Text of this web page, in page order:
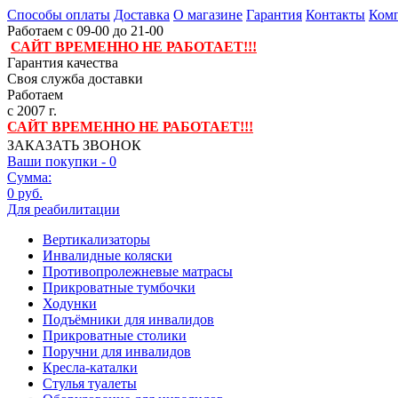
Способы оплаты Доставка О магазине Гарантия Контакты
Работаем с 09-00 до 21-00
САЙТ ВРЕМЕННО НЕ РАБОТАЕТ!!!
Гарантия качества
Своя служба доставки
Работаем
с 2007 г.
САЙТ ВРЕМЕННО НЕ РАБОТАЕТ!!!
ЗАКАЗАТЬ ЗВОНОК
Ваши покупки - 0
Сумма:
0 руб.
Для реабилитации
Вертикализаторы
Инвалидные коляски
Противопролежневые матрасы
Прикроватные тумбочки
Ходунки
Подъёмники для инвалидов
Прикроватные столики
Поручни для инвалидов
Кресла-каталки
Стулья туалеты